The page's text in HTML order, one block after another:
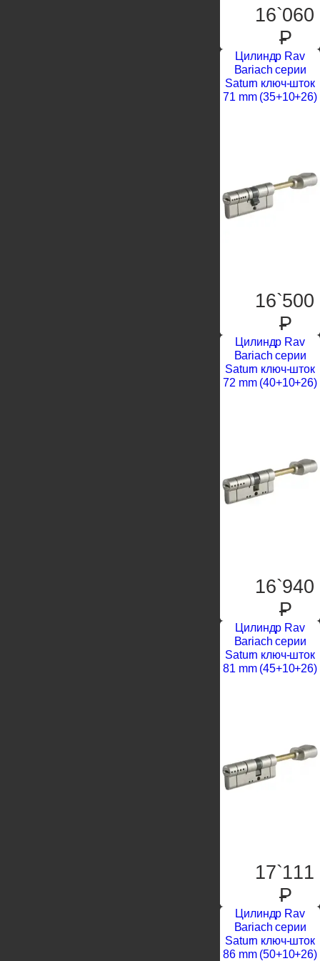
16`060
P
Цилиндр Rav
Bariach серии
Saturn ключ-шток
71 mm (35+10+26)
16`500
P
Цилиндр Rav
Bariach серии
Saturn ключ-шток
72 mm (40+10+26)
16`940
P
Цилиндр Rav
Bariach серии
Saturn ключ-шток
81 mm (45+10+26)
17`111
P
Цилиндр Rav
Bariach серии
Saturn ключ-шток
86 mm (50+10+26)